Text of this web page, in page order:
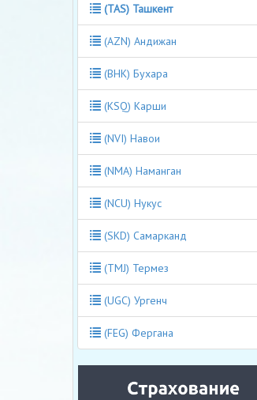
(TAS) Ташкент
(AZN) Андижан
(BHK) Бухара
(KSQ) Карши
(NVI) Навои
(NMA) Наманган
(NCU) Нукус
(SKD) Самарканд
(TMJ) Термез
(UGC) Ургенч
(FEG) Фергана